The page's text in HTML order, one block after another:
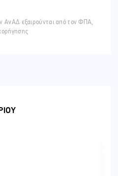
ΑνΑΔ εξαιρούνται από τον ΦΠΑ,